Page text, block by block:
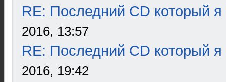
RE: Последний CD который я
2016, 13:57
RE: Последний CD который я
2016, 19:42